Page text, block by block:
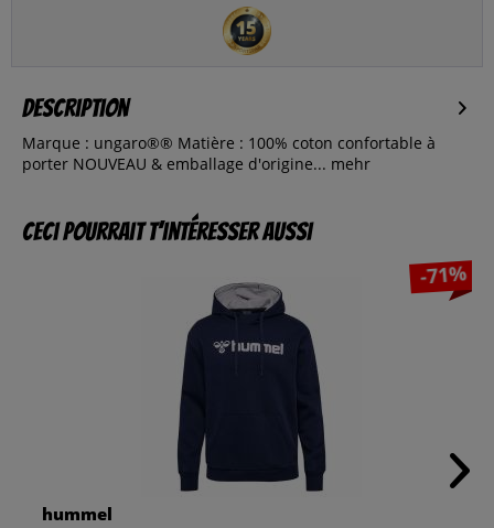
Description
Marque : ungaro®® Matière : 100% coton confortable à
porter NOUVEAU & emballage d'origine... mehr
Ceci pourrait t’intéresser aussi
-71%
hummel